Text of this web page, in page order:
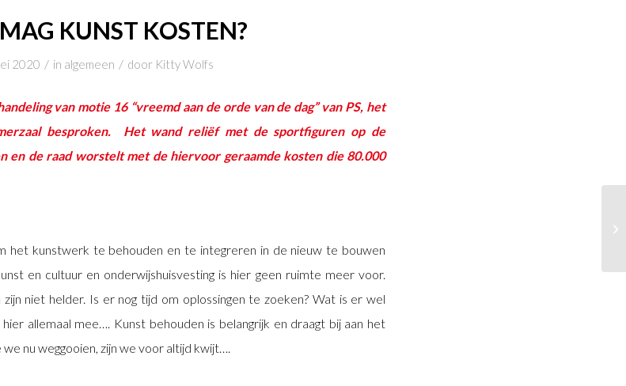
KUNST KOSTEN?
2020 / in algemeen / door Kitty Wolfs
van motie 16 “vreemd aan de orde van de dag” van PS, het
besproken. Het wand reliëf met de sportfiguren op de
en de raad worstelt met de hiervoor geraamde kosten die 80.000
het kunstwerk te behouden en te integreren in de nieuw te bouwen
en cultuur en onderwijshuisvesting is hier geen ruimte meer voor.
niet helder. Is er nog tijd om oplossingen te zoeken? Wat is er wel
allemaal mee…. Kunst behouden is belangrijk en draagt bij aan het
nu weggooien, zijn we voor altijd kwijt….